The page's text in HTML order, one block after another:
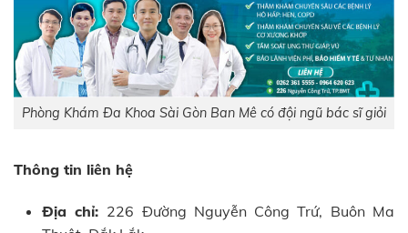
Phòng Khám Đa Khoa Sài Gòn Ban Mê có đội ngũ bác sĩ giỏi
Thông tin liên hệ
Địa chỉ: 226 Đường Nguyễn Công Trứ, Buôn Ma